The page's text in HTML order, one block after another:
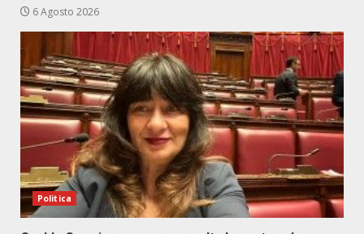
6 Agosto 2026
Politica